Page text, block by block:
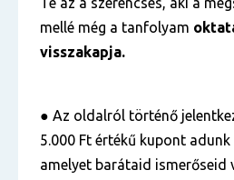
mellé még a tanfolyam
visszakapja.
● Az oldalról történő
5.000 Ft értékű kupont adunk
amelyet barátaid ismerőseid